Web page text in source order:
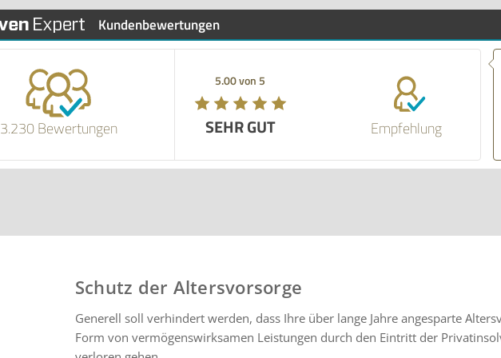
Kundenbewertungen
3.230 Bewertungen
5.00 von 5
SEHR GUT Empfehlung
Schutz der Altersvorsorge
Generell soll verhindert werden, dass Ihre über lange Jahre angesparte
Form von vermögenswirksamen Leistungen durch den Eintritt der